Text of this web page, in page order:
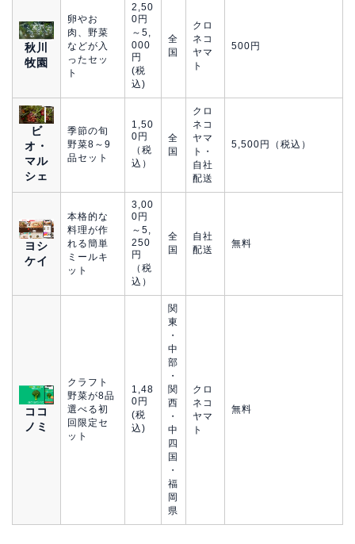
秋川
牧園
卵やお
肉、野菜
などが入
ったセッ
ト
2,50
0円
～5,
000
円
(税
込)
全
国
クロ
ネコ
ヤマ
ト
500円
ビ
オ・
マル
シェ
季節の旬
野菜8～9
品セット
1,50
0円
（税
込）
全
国
クロ
ネコ
ヤマ
ト・
自社
配送
5,500円（税込）
ヨシ
ケイ
本格的な
料理が作
れる簡単
ミールキ
ット
3,00
0円
～5,
250
円
（税
込）
全
国
自社
配送
無料
ココ
ノミ
クラフト
野菜が8品
選べる初
回限定セ
ット
1,48
0円
(税
込)
関
東
・
中
部
・
関
西
・
中
四
国
・
福
岡
県
クロ
ネコ
ヤマ
ト
無料